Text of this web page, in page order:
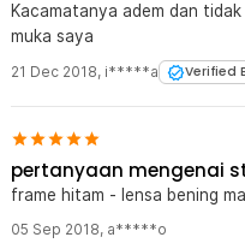
Kacamatanya adem dan
muka saya
21 Dec 2018, i*****a Verified
pertanyaan mengenai
frame hitam - lensa bening
05 Sep 2018, a*****o